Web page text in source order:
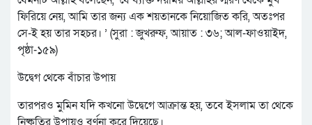
ফিরিয়ে নেয়, আমি তার জন্য এক শয়তানকে নিয়োজিত করি, অতঃপর
সে-ই হয় তার সহচর। ’ (সুরা : জুখরুফ, আয়াত : ৩৬; আল-ফাওয়াইদ,
পৃষ্ঠা-১৫৯)
উদ্বেগ থেকে বাঁচার উপায়
তারপরও মুমিন যদি কখনো উদ্বেগে আক্রান্ত হয়, তবে ইসলাম তা থেকে